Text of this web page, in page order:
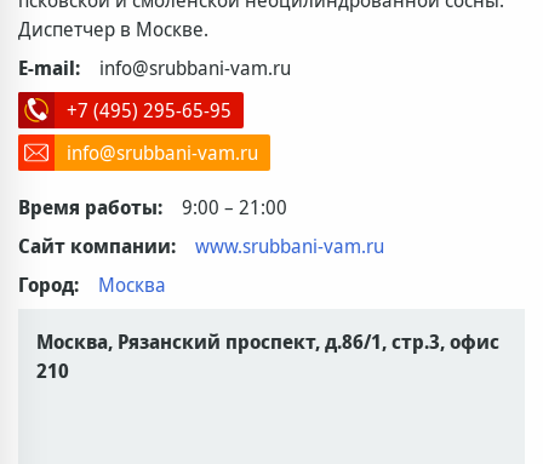
Диспетчер в Москве.
E-mail:
info@srubbani-vam.ru
+7 (495) 295-65-95
info@srubbani-vam.ru
Время работы:
9:00 – 21:00
Сайт компании:
www.srubbani-vam.ru
Город:
Москва
Москва, Рязанский проспект, д.86/1, стр.3, офис
210